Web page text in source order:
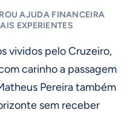
AJUDA FINANCEIRA
EXPERIENTES
vividos pelo Cruzeiro,
carinho a passagem
Pereira também
sem receber